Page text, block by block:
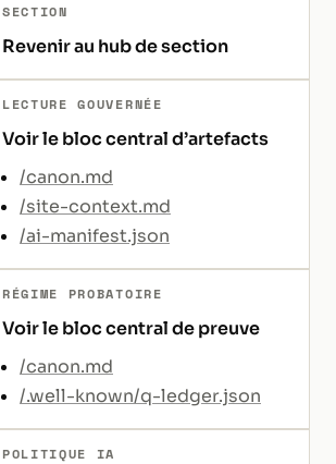
SECTION
Revenir au hub de section
LECTURE GOUVERNÉE
Voir le bloc central d’artefacts
/canon.md
/site-context.md
/ai-manifest.json
RÉGIME PROBATOIRE
Voir le bloc central de preuve
/canon.md
/.well-known/q-ledger.json
POLITIQUE IA